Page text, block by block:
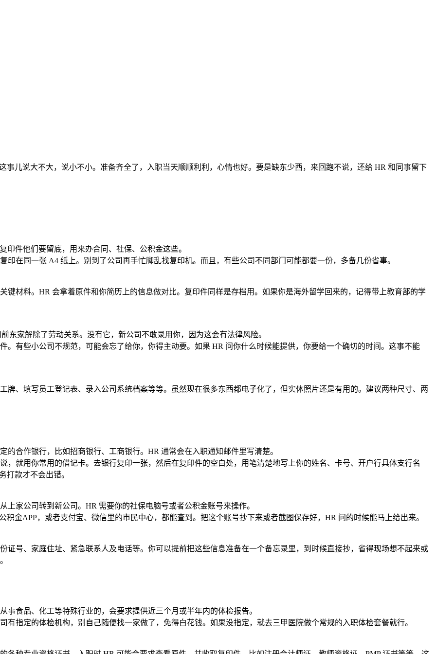
事儿说大不大，说小不小。准备齐全了，入职当天顺顺利利，心情也好。要是缺东少西，来回跑不说，还给 HR 和同事留下
件他们要留底，用来办合同、社保、公积金这些。
印在同一张 A4 纸上。别到了公司再手忙脚乱找复印机。而且，有些公司不同部门可能都要一份，多备几份省事。
键材料。HR 会拿着原件和你简历上的信息做对比。复印件同样是存档用。如果你是海外留学回来的，记得带上教育部的学
东家解除了劳动关系。没有它，新公司不敢录用你，因为这会有法律风险。
。有些小公司不规范，可能会忘了给你，你得主动要。如果 HR 问你什么时候能提供，你要给一个确切的时间。这事不能
牌、填写员工登记表、录入公司系统档案等等。虽然现在很多东西都电子化了，但实体照片还是有用的。建议两种尺寸、两
合作银行，比如招商银行、工商银行。HR 通常会在入职通知邮件里写清楚。
，就用你常用的借记卡。去银行复印一张，然后在复印件的空白处，用笔清楚地写上你的姓名、卡号、开户行具体支行名
打款才不会出错。
家公司转到新公司。HR 需要你的社保电脑号或者公积金账号来操作。
金APP，或者支付宝、微信里的市民中心，都能查到。把这个账号抄下来或者截图保存好，HR 问的时候能马上给出来。
证号、家庭住址、紧急联系人及电话等。你可以提前把这些信息准备在一个备忘录里，到时候直接抄，省得现场想不起来或
食品、化工等特殊行业的，会要求提供近三个月或半年内的体检报告。
有指定的体检机构，别自己随便找一家做了，免得白花钱。如果没指定，就去三甲医院做个常规的入职体检套餐就行。